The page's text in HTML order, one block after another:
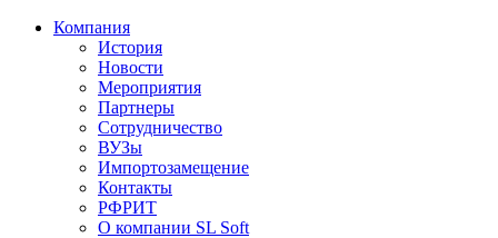
Компания
История
Новости
Мероприятия
Партнеры
Сотрудничество
ВУЗы
Импортозамещение
Контакты
РФРИТ
О компании SL Soft